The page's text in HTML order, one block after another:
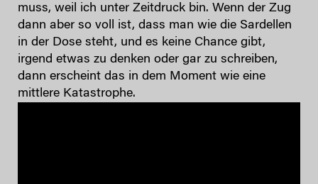
muss, weil ich unter Zeitdruck bin. Wenn der Zug
dann aber so voll ist, dass man wie die Sardellen
in der Dose steht, und es keine Chance gibt,
irgend etwas zu denken oder gar zu schreiben,
dann erscheint das in dem Moment wie eine
mittlere Katastrophe.